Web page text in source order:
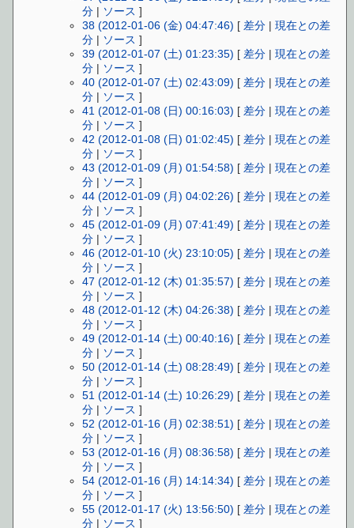
分 | ソース ]
38 (2012-01-06 (金) 04:47:46) [ 差分 |現在との差
分 | ソース ]
39 (2012-01-07 (土) 01:23:35) [ 差分 |現在との差
分 | ソース ]
40 (2012-01-07 (土) 02:43:09) [ 差分 |現在との差
分 | ソース ]
41 (2012-01-08 (日) 00:16:03) [ 差分 |現在との差
分 | ソース ]
42 (2012-01-08 (日) 01:02:45) [ 差分 |現在との差
分 | ソース ]
43 (2012-01-09 (月) 01:54:58) [ 差分 |現在との差
分 | ソース ]
44 (2012-01-09 (月) 04:02:26) [ 差分 |現在との差
分 | ソース ]
45 (2012-01-09 (月) 07:41:49) [ 差分 |現在との差
分 | ソース ]
46 (2012-01-10 (火) 23:10:05) [ 差分 |現在との差
分 | ソース ]
47 (2012-01-12 (木) 01:35:57) [ 差分 |現在との差
分 | ソース ]
48 (2012-01-12 (木) 04:26:38) [ 差分 |現在との差
分 | ソース ]
49 (2012-01-14 (土) 00:40:16) [ 差分 |現在との差
分 | ソース ]
50 (2012-01-14 (土) 08:28:49) [ 差分 |現在との差
分 | ソース ]
51 (2012-01-14 (土) 10:26:29) [ 差分 |現在との差
分 | ソース ]
52 (2012-01-16 (月) 02:38:51) [ 差分 |現在との差
分 | ソース ]
53 (2012-01-16 (月) 08:36:58) [ 差分 |現在との差
分 | ソース ]
54 (2012-01-16 (月) 14:14:34) [ 差分 |現在との差
分 | ソース ]
55 (2012-01-17 (火) 13:56:50) [ 差分 |現在との差
分 | ソース ]